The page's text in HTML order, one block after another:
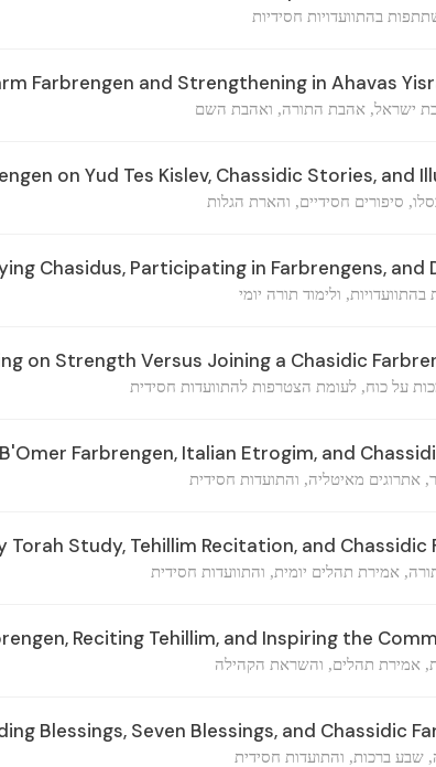
בהתוועדויות חסידיות
Farbrengen and Strengthening in Ahavas
ישראל, אהבת התורה, ואהבת השם
on Yud Tes Kislev, Chassidic Stories, and
סיפורים חסידיים, והארת הגלות
Chasidus, Participating in Farbrengens, and
ולימוד תורה יומי
on Strength Versus Joining a Chasidic
על כוח, לעומת הצטרפות להתוועדות חסידית
Farbrengen, Italian Etrogim, and
אתרוגים מאיטליה, והתועדות חסידית
Torah Study, Tehillim Recitation, and Chassidic
אמירת תהלים יומית, והתוועדות חסידית
Reciting Tehillim, and Inspiring the
אמירת תהלים, והשראת הקהילה
Blessings, Seven Blessings, and Chassidic
שבע ברכות, והתועדות חסידית